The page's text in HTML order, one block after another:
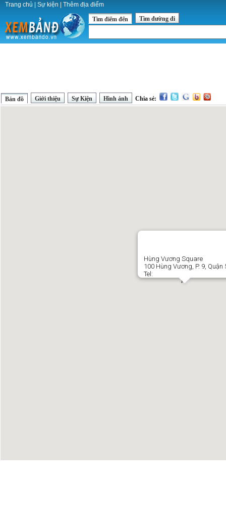
Trang chủ Sự kiện Thêm địa điểm
Tìm điểm đến Tìm đường đi
Bản đồ Giới thiệu Sự Kiện Hình ảnh Chia sẻ:
Hùng Vương Square
100 Hùng Vương, P. 9, Quận
Tel: